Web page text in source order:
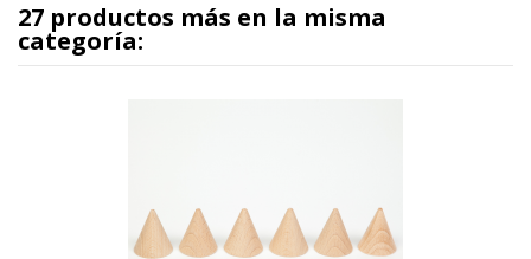
27 productos más en la misma
categoría: